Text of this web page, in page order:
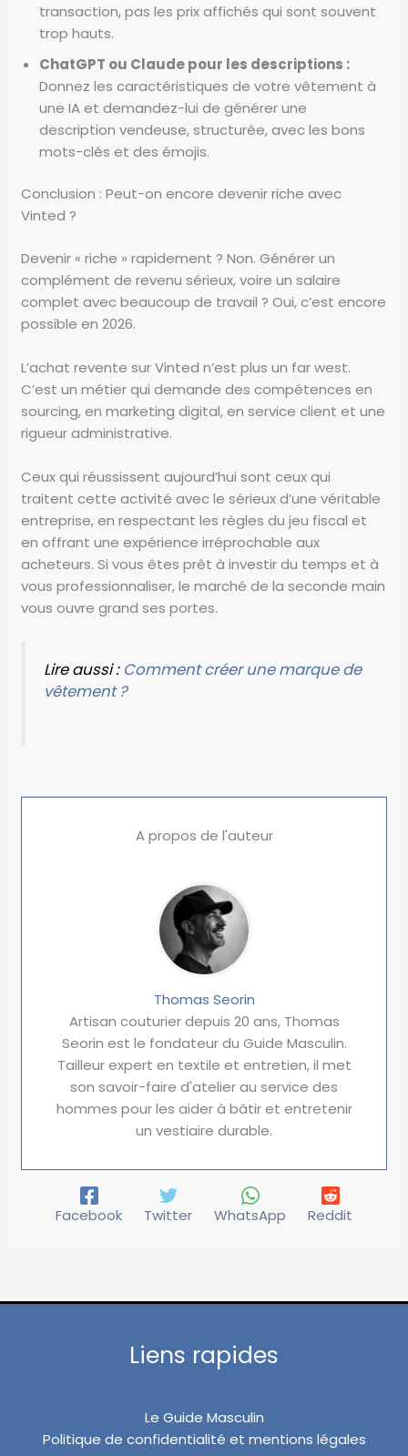
transaction, pas les prix affichés qui sont souvent
trop hauts.
ChatGPT ou Claude pour les descriptions :
Donnez les caractéristiques de votre vêtement à
une IA et demandez-lui de générer une
description vendeuse, structurée, avec les bons
mots-clés et des émojis.
Conclusion : Peut-on encore devenir riche avec
Vinted ?
Devenir « riche » rapidement ? Non. Générer un
complément de revenu sérieux, voire un salaire
complet avec beaucoup de travail ? Oui, c’est encore
possible en 2026.
L’achat revente sur Vinted n’est plus un far west.
C’est un métier qui demande des compétences en
sourcing, en marketing digital, en service client et une
rigueur administrative.
Ceux qui réussissent aujourd’hui sont ceux qui
traitent cette activité avec le sérieux d’une véritable
entreprise, en respectant les règles du jeu fiscal et
en offrant une expérience irréprochable aux
acheteurs. Si vous êtes prêt à investir du temps et à
vous professionnaliser, le marché de la seconde main
vous ouvre grand ses portes.
Lire aussi : Comment créer une marque de
vêtement ?
A propos de l'auteur
Thomas Seorin
Artisan couturier depuis 20 ans, Thomas
Seorin est le fondateur du Guide Masculin.
Tailleur expert en textile et entretien, il met
son savoir-faire d'atelier au service des
hommes pour les aider à bâtir et entretenir
un vestiaire durable.
Facebook Twitter WhatsApp Reddit
Liens rapides
Le Guide Masculin
Politique de confidentialité et mentions légales